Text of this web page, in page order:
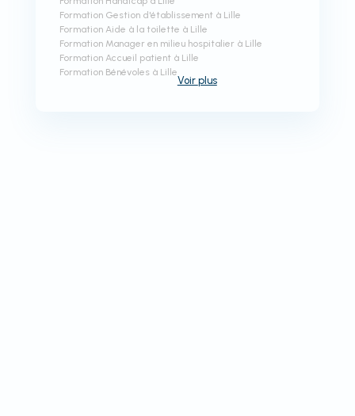
Formation Gestion d'établissement à Lille
Formation Aide à la toilette à Lille
Formation Manager en milieu hospitalier à Lille
Formation Accueil patient à Lille
Formation Bénévoles à Lille
Voir plus